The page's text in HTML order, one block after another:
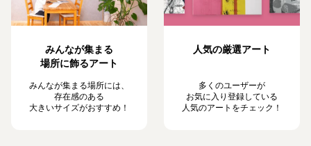
みんなが集まる
場所に飾るアート
みんなが集まる場所には、
存在感のある
大きいサイズがおすすめ！
人気の厳選アート
多くのユーザーが
お気に入り登録している
人気のアートをチェック！